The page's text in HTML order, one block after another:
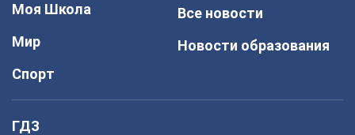
Моя Школа
Мир
Спорт
Все новости
Новости образования
ГДЗ